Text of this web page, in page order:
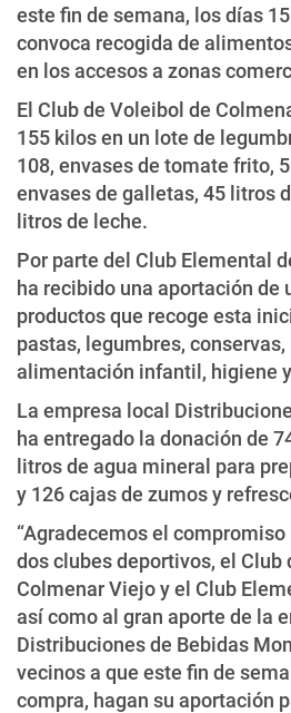
este fin de semana, los días
convoca recogida de
en los accesos a zonas
El Club de Voleibol de
155 kilos en un lote de
108, envases de tomate frito,
envases de galletas, 45 litros
litros de leche.
Por parte del Club Elemental
ha recibido una aportación de
productos que recoge esta
pastas, legumbres,
alimentación infantil, higiene
La empresa local
ha entregado la donación de
litros de agua mineral para
y 126 cajas de zumos y
“Agradecemos el
dos clubes deportivos, el Club
Colmenar Viejo y el Club
así como al gran aporte de la
Distribuciones de Bebidas
vecinos a que este fin de
compra, hagan su aportación